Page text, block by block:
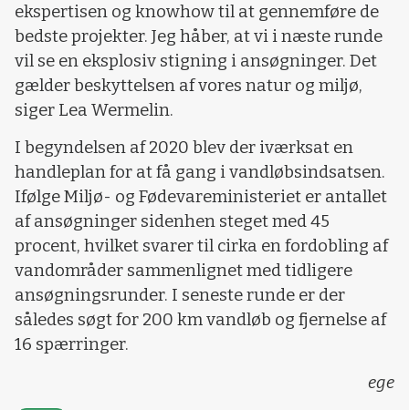
ekspertisen og knowhow til at gennemføre de
bedste projekter. Jeg håber, at vi i næste runde
vil se en eksplosiv stigning i ansøgninger. Det
gælder beskyttelsen af vores natur og miljø,
siger Lea Wermelin.
I begyndelsen af 2020 blev der iværksat en
handleplan for at få gang i vandløbsindsatsen.
Ifølge Miljø- og Fødevareministeriet er antallet
af ansøgninger sidenhen steget med 45
procent, hvilket svarer til cirka en fordobling af
vandområder sammenlignet med tidligere
ansøgningsrunder. I seneste runde er der
således søgt for 200 km vandløb og fjernelse af
16 spærringer.
ege